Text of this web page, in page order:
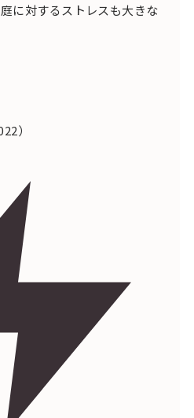
に対するストレスも大きな
）